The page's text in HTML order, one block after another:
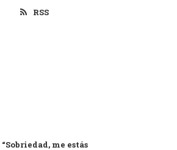
RSS
“Sobriedad, me estás